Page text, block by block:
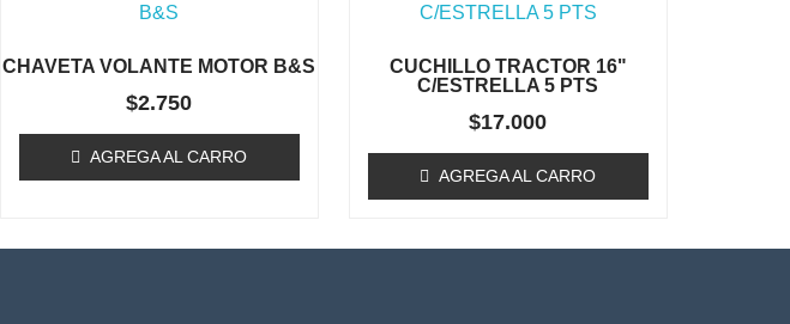
CHAVETA VOLANTE MOTOR B&S
$2.750
AGREGA AL CARRO
CUCHILLO TRACTOR 16"
C/ESTRELLA 5 PTS
$17.000
AGREGA AL CARRO